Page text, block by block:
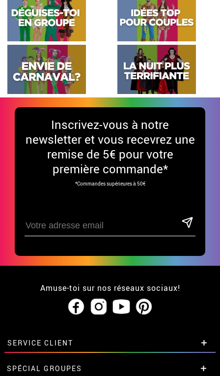
Inscrivez-vous à notre
newsletter et vous recevrez une
remise de 5€ pour votre
première commande*
*Commandes supérieures à 50€
Amuse-toi sur nos réseaux sociaux!
SERVICE CLIENT
• Qui sommes-nous?
SPÉCIAL GROUPES